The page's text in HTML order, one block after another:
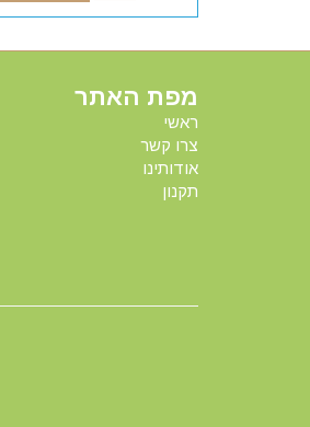
מפת האתר
ראשי
צרו קשר
אודותינו
תקנון